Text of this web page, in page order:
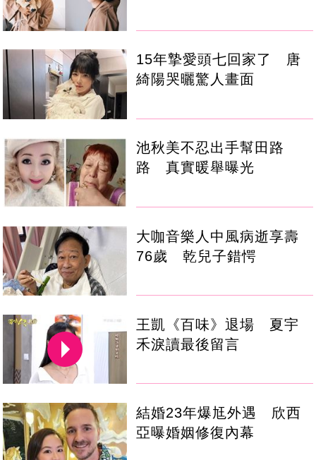
15年摯愛頭七回家了 唐
綺陽哭曬驚人畫面
池秋美不忍出手幫田路
路 真實暖舉曝光
大咖音樂人中風病逝享壽
76歲 乾兒子錯愕
王凱《百味》退場 夏宇
禾淚讀最後留言
結婚23年爆尪外遇 欣西
亞曝婚姻修復內幕